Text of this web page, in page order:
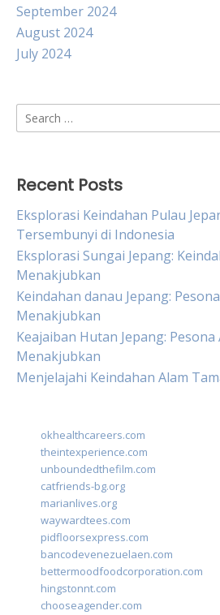
September 2024
August 2024
July 2024
Search
for:
Recent Posts
Eksplorasi Keindahan Pulau
Tersembunyi di Indonesia
Eksplorasi Sungai Jepang:
Menakjubkan
Keindahan danau Jepang:
Menakjubkan
Keajaiban Hutan Jepang: Pesona
Menakjubkan
Menjelajahi Keindahan Alam
okhealthcareers.com
theintexperience.com
unboundedthefilm.com
catfriends-bg.org
marianlives.org
waywardtees.com
pidfloorsexpress.com
bancodevenezuelaen.com
bettermoodfoodcorporation.com
hingstonnt.com
chooseagender.com